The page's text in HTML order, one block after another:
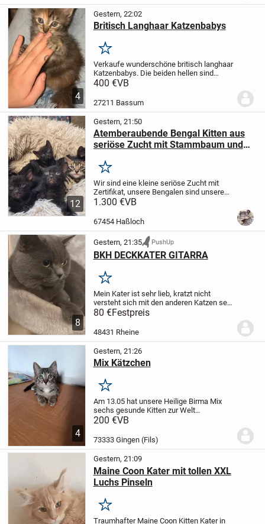
4
Gestern, 22:02
Britisch Langhaar Katzenbabys
Merken
Verkaufe wunderschöne britisch langhaar
Katzenbabys. Die beiden hellen sind
Weibchen und der schwarze ist ein
haben auch keine Angst vor Erwachsene.
400 €VB
27211 Bassum
12
Gestern, 21:50
Atemberaubende Bengal Kitten aus
seriöse Zucht mit Stammbaum und
Merken
Wir sind eine kleine seriöse Zucht mit
Zertifikat, unsere Bengalen sind unsere
Leidenschaft seit 15 Jahren. Gesundheit
oberster Stelle. Wir züchten Bengal
1.300 €VB
67454 Haßloch
8
Gestern, 21:35 PushUp
BKH DECKKATER GITARRA
Merken
Mein Kater ist sehr lieb, kratzt nicht
versteht sich mit den anderen Katzen sehr
gut. Sie können ihre Katze zu uns bringen.
Ihre Katze bleibt 4-5 Tagen bei uns, falls
es bei der ersten Deckung nicht...
80 €Festpreis
48431 Rheine
4
Gestern, 21:26
Mix Kätzchen
Merken
Am 13.05 hat unsere Heilige Birma Mix
sechs gesunde Kitten zur Welt
gebracht.Noch drei der kleinen sind auf
Dosenöffner.Sie sind sehr zutraulich und
total verschmust und...
200 €VB
73333 Gingen (Fils)
Gestern, 21:09
Maine Coon Kater mit tollen XXL
Luchs Pinseln
Merken
Traumhafter Maine Coon Kitten Kater in